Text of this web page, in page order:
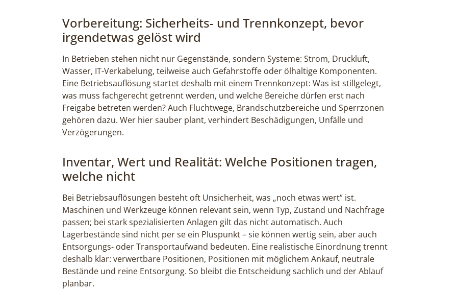
Vorbereitung: Sicherheits- und Trennkonzept, bevor
irgendetwas gelöst wird
In Betrieben stehen nicht nur Gegenstände, sondern Systeme: Strom, Druckluft,
Wasser, IT-Verkabelung, teilweise auch Gefahrstoffe oder ölhaltige Komponenten.
Eine Betriebsauflösung startet deshalb mit einem Trennkonzept: Was ist stillgelegt,
was muss fachgerecht getrennt werden, und welche Bereiche dürfen erst nach
Freigabe betreten werden? Auch Fluchtwege, Brandschutzbereiche und Sperrzonen
gehören dazu. Wer hier sauber plant, verhindert Beschädigungen, Unfälle und
Verzögerungen.
Inventar, Wert und Realität: Welche Positionen tragen,
welche nicht
Bei Betriebsauflösungen besteht oft Unsicherheit, was „noch etwas wert“ ist.
Maschinen und Werkzeuge können relevant sein, wenn Typ, Zustand und Nachfrage
passen; bei stark spezialisierten Anlagen gilt das nicht automatisch. Auch
Lagerbestände sind nicht per se ein Pluspunkt – sie können wertig sein, aber auch
Entsorgungs- oder Transportaufwand bedeuten. Eine realistische Einordnung trennt
deshalb klar: verwertbare Positionen, Positionen mit möglichem Ankauf, neutrale
Bestände und reine Entsorgung. So bleibt die Entscheidung sachlich und der Ablauf
planbar.